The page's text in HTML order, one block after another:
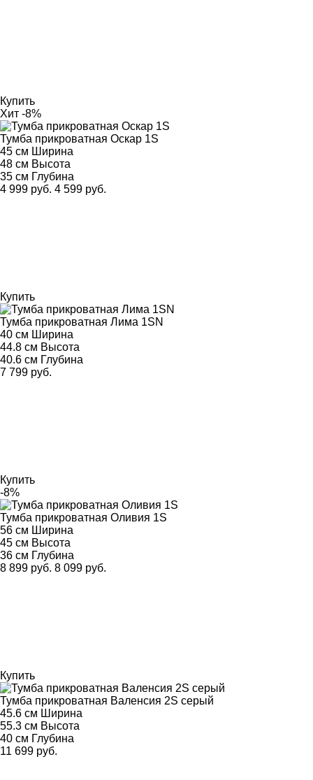
Купить
Хит -8%
Тумба прикроватная Оскар 1S
45 см Ширина
48 см Высота
35 см Глубина
4 999 руб. 4 599 руб.
Купить
Тумба прикроватная Лима 1SN
40 см Ширина
44.8 см Высота
40.6 см Глубина
7 799 руб.
Купить
-8%
Тумба прикроватная Оливия 1S
56 см Ширина
45 см Высота
36 см Глубина
8 899 руб. 8 099 руб.
Купить
Тумба прикроватная Валенсия 2S серый
45.6 см Ширина
55.3 см Высота
40 см Глубина
11 699 руб.